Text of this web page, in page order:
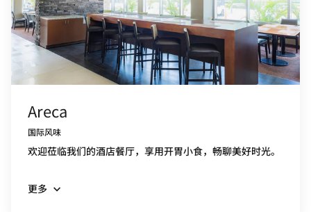
Areca
国际风味
欢迎莅临我们的酒店餐厅，享用开胃小食，畅聊美好时光。
更多